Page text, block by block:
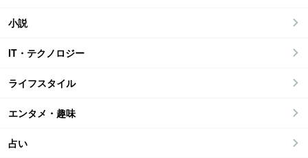
小説
IT・テクノロジー
ライフスタイル
エンタメ・趣味
占い